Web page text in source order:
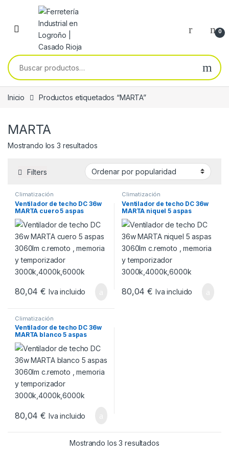
Skip to navigation
Skip to content
0
Buscar por:
Inicio Productos etiquetados “MARTA”
MARTA
Mostrando los 3 resultadosOrdenado por popularidad
Filters
Climatización
Ventilador de techo DC 36w
MARTA cuero 5 aspas
3060lm c.remoto , memoria
y temporizador
3000k,4000k,6000k
80,04€ Iva incluido
Climatización
Ventilador de techo DC 36w
MARTA niquel 5 aspas
3060lm c.remoto , memoria
y temporizador
3000k,4000k,6000k
80,04€ Iva incluido
Climatización
Ventilador de techo DC 36w
MARTA blanco 5 aspas
3060lm c.remoto , memoria
y temporizador
3000k,4000k,6000k
80,04€ Iva incluido
Mostrando los 3 resultadosOrdenado por